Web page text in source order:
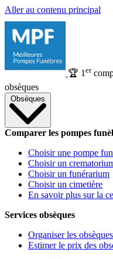
Aller au contenu principal
🏆 1 er
obsèques
Obsèques
Comparer les pompes
Choisir une pompe
Choisir un
Choisir un funérarium
Choisir un cimetière
En savoir plus sur la
Services obsèques
Organiser les obsèques
Estimer le prix des